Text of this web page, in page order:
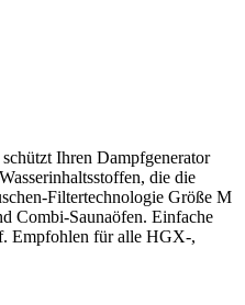
Ihren Dampfgenerator
die die
Filtertechnologie Größe M
Combi-Saunaöfen. Einfache
Empfohlen für alle HGX-,